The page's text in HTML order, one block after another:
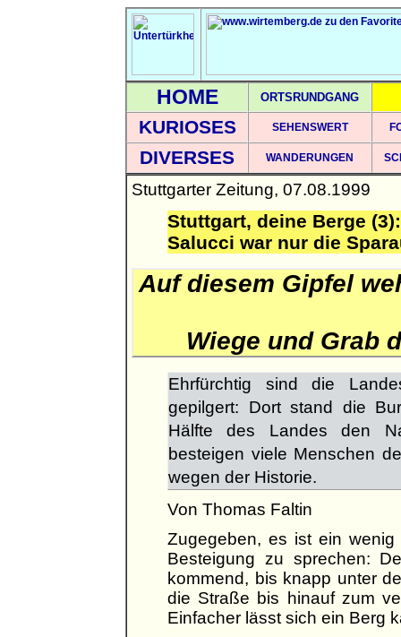
HOME ORTSRUNDGANG
KURIOSES SEHENSWERT
DIVERSES WANDERUNGEN
Stuttgarter Zeitung, 07.08.1999
Stuttgart, deine Berge
Salucci war nur die
Auf diesem Gipfel
Wiege und Grab
Ehrfürchtig sind die
gepilgert: Dort stand die
Hälfte des Landes den
besteigen viele Menschen
wegen der Historie.
Von Thomas Faltin
Zugegeben, es ist ein
Besteigung zu sprechen:
kommend, bis knapp unter
die Straße bis hinauf zum
Einfacher lässt sich ein Berg